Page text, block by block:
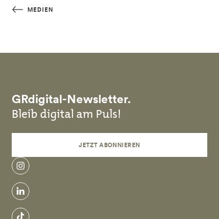
Skip to main content
MEDIEN
GRdigital-Newsletter.
Bleib digital am Puls!
JETZT ABONNIEREN
instagram
linkedin